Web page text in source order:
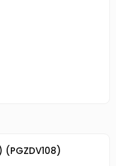
(PGZDV108)